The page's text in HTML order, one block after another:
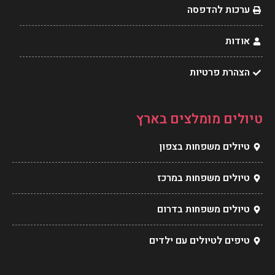
ערכות להדפסה
אודות
הצהרת פרטיות
טיולים מומלצים בארץ
טיולים משפחות בצפון
טיולים משפחות במרכז
טיולים משפחות בדרום
טיפים לטיולים עם ילדים